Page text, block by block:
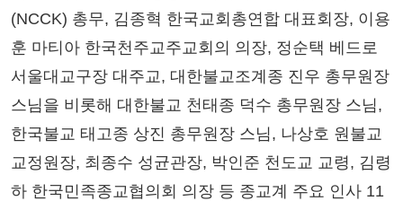
(NCCK) 총무, 김종혁 한국교회총연합 대표회장, 이용
훈 마티아 한국천주교주교회의 의장, 정순택 베드로
서울대교구장 대주교, 대한불교조계종 진우 총무원장
스님을 비롯해 대한불교 천태종 덕수 총무원장 스님,
한국불교 태고종 상진 총무원장 스님, 나상호 원불교
교정원장, 최종수 성균관장, 박인준 천도교 교령, 김령
하 한국민족종교협의회 의장 등 종교계 주요 인사 11